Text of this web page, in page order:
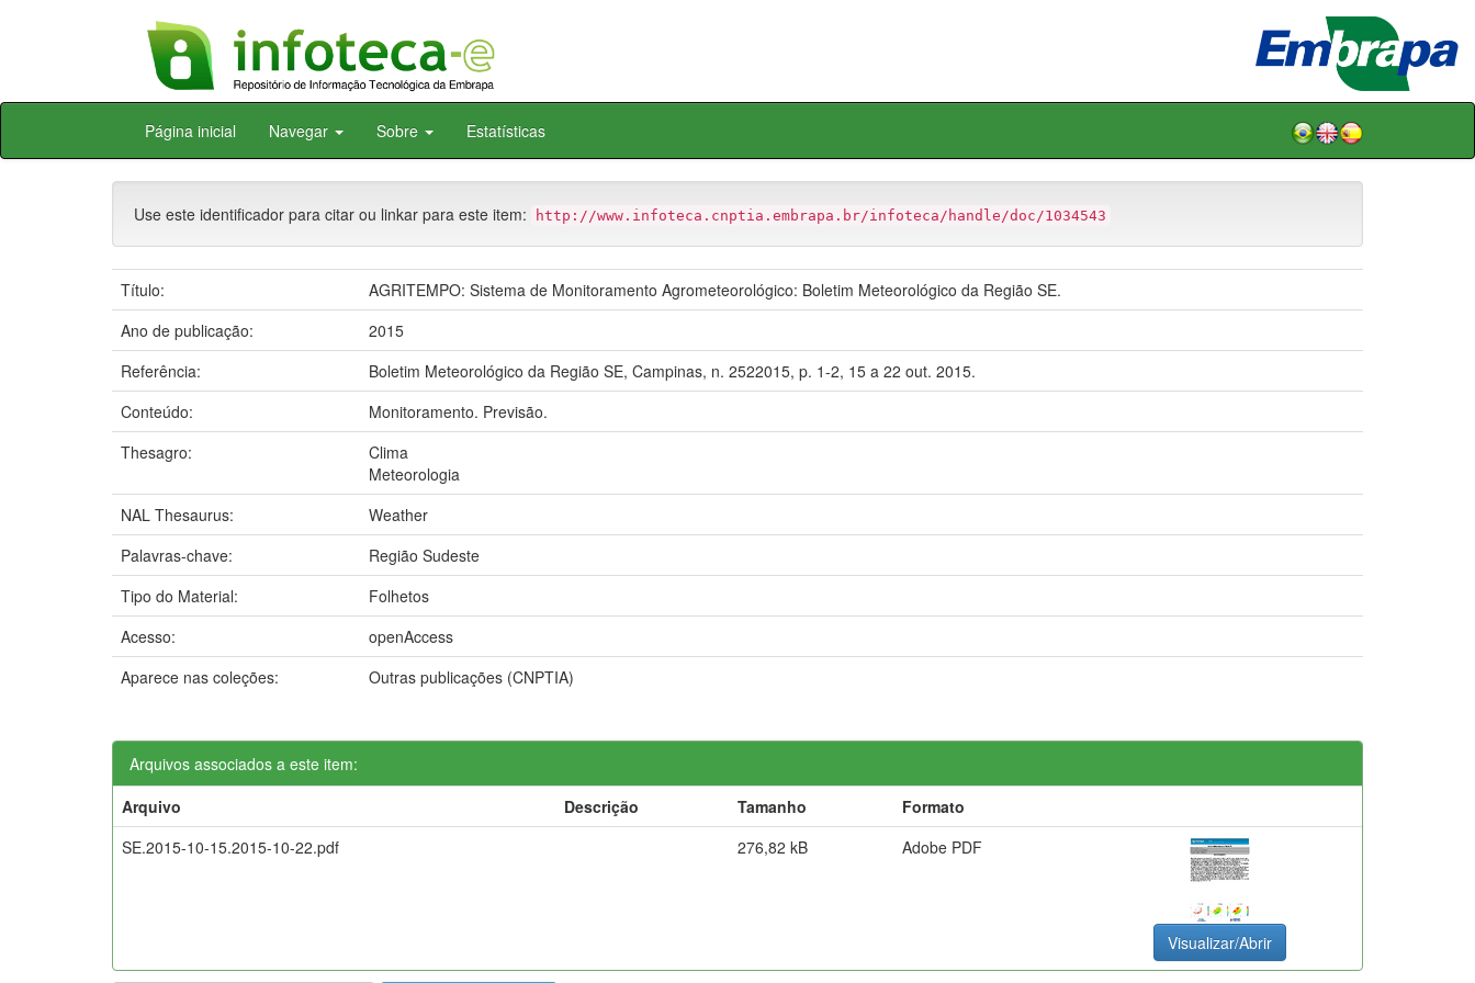
Skip
Página inicial Navegar Sobre Estatísticas
Use este identificador para citar ou linkar para este item: http://www.infoteca.cnptia.embrapa.br/infoteca/handle/doc/1034543
Título:
AGRITEMPO: Sistema de Monitoramento Agrometeorológico: Boletim Meteorológico da Região SE.
Ano de publicação:
2015
Referência:
Boletim Meteorológico da Região SE, Campinas, n. 2522015, p. 1-2, 15 a 22 out. 2015.
Conteúdo:
Monitoramento. Previsão.
Thesagro:
Clima
Meteorologia
NAL Thesaurus:
Weather
Palavras-chave:
Região Sudeste
Tipo do Material:
Folhetos
Acesso:
openAccess
Aparece nas coleções:
Outras publicações (CNPTIA)
Arquivos associados a este item:
Arquivo
Descrição Tamanho
Formato
SE.2015-10-15.2015-10-22.pdf
276,82 kB Adobe PDF
Visualizar/Abrir